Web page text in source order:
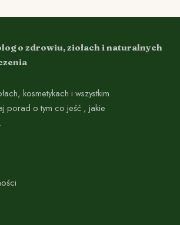
o zdrowiu, ziołach i naturalnych
kosmetykach i wszystkim
porad o tym co jeść , jakie